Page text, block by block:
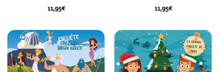
Note4.7
11,95€ Note4.83
11,95€